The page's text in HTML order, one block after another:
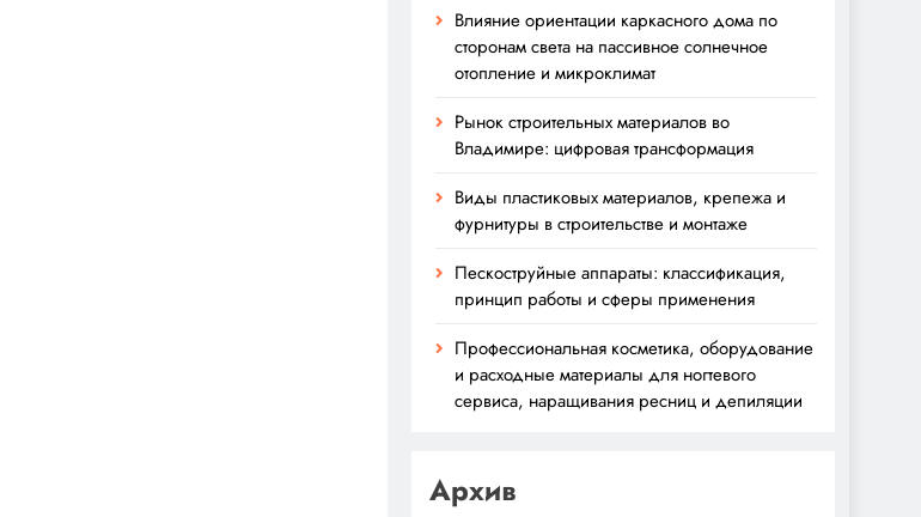
Влияние ориентации каркасного дома по
сторонам света на пассивное солнечное
отопление и микроклимат
Рынок строительных материалов во
Владимире: цифровая трансформация
Виды пластиковых материалов, крепежа и
фурнитуры в строительстве и монтаже
Пескоструйные аппараты: классификация,
принцип работы и сферы применения
Профессиональная косметика, оборудование
и расходные материалы для ногтевого
сервиса, наращивания ресниц и депиляции
Архив